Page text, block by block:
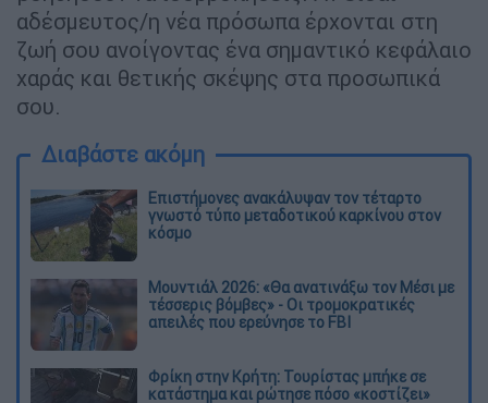
αδέσμευτος/η νέα πρόσωπα έρχονται στη
ζωή σου ανοίγοντας ένα σημαντικό κεφάλαιο
χαράς και θετικής σκέψης στα προσωπικά
σου.
Διαβάστε ακόμη
Επιστήμονες ανακάλυψαν τον τέταρτο
γνωστό τύπο μεταδοτικού καρκίνου στον
κόσμο
Μουντιάλ 2026: «Θα ανατινάξω τον Μέσι με
τέσσερις βόμβες» - Οι τρομοκρατικές
απειλές που ερεύνησε το FBI
Φρίκη στην Κρήτη: Τουρίστας μπήκε σε
κατάστημα και ρώτησε πόσο «κοστίζει»